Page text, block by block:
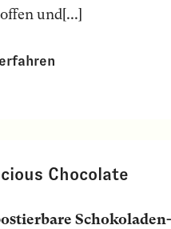
und[...]
Chocolate
Schokoladen-